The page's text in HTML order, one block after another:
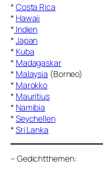
* Costa Rica
* Hawaii
* Indien
* Japan
* Kuba
* Madagaskar
* Malaysia (Borneo)
* Marokko
* Mauritius
* Namibia
* Seychellen
* Sri Lanka
– Gedichtthemen: